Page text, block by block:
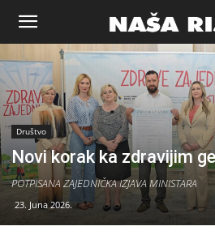
Naša
riječ
Zenica
Društvo
Novi korak ka zdravijim
POTPISANA ZAJEDNIČKA IZJAVA MINISTARA
23. Juna 2026.